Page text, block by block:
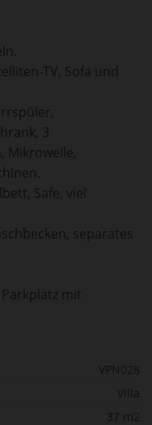
TV, Sofa und
3
Mikrowelle,
Safe, viel
separates
mit
VPN028
Villa
37 m2